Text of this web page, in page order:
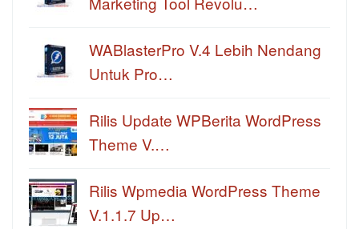
WABlasterPro V.4 Lebih Nendang
Untuk Pro…
Rilis Update WPBerita WordPress
Theme V.…
Rilis Wpmedia WordPress Theme
V.1.1.7 Up…